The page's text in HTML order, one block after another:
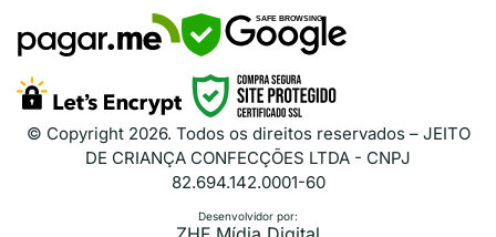
SAFE BROWSING
© Copyright 2026. Todos os direitos reservados – JEITO
DE CRIANÇA CONFECÇÕES LTDA - CNPJ
82.694.142.0001-60
Desenvolvidor por: